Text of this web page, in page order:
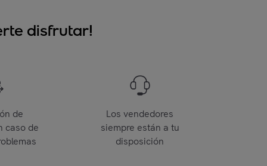
disfrutar!
de
caso de
Los vendedores
siempre están a tu
disposición